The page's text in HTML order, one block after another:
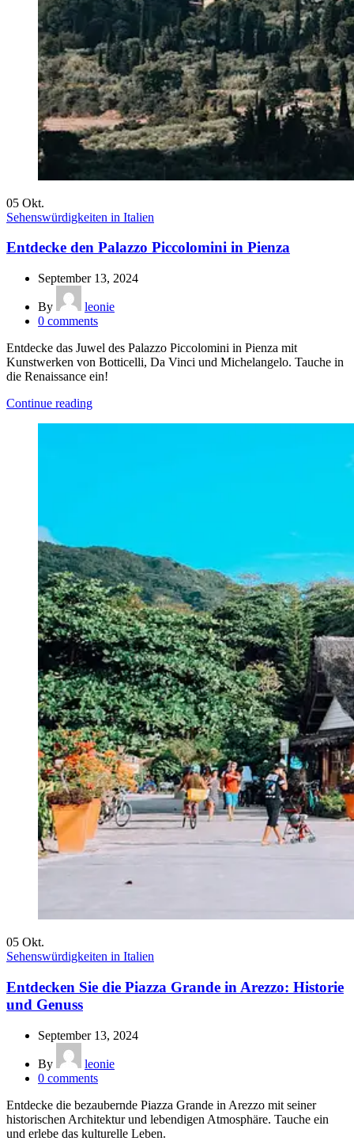
05 Okt.
Sehenswürdigkeiten in Italien
Entdecke den Palazzo Piccolomini in Pienza
September 13, 2024
By
leonie
0 comments
Entdecke das Juwel des Palazzo Piccolomini in Pienza mit
Kunstwerken von Botticelli, Da Vinci und Michelangelo. Tauche in
die Renaissance ein!
Continue reading
05 Okt.
Sehenswürdigkeiten in Italien
Entdecken Sie die Piazza Grande in Arezzo: Historie
und Genuss
September 13, 2024
By
leonie
0 comments
Entdecke die bezaubernde Piazza Grande in Arezzo mit seiner
historischen Architektur und lebendigen Atmosphäre. Tauche ein
und erlebe das kulturelle Leben.